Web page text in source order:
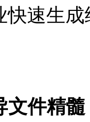
快速生
文件精髓